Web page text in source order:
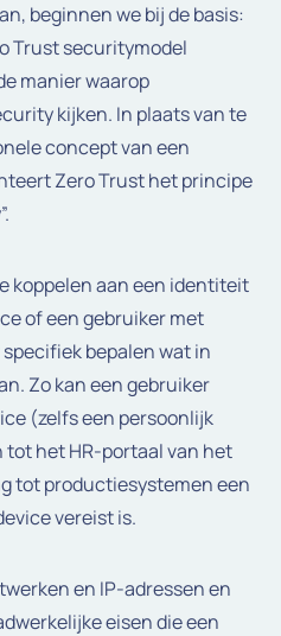
beginnen we bij de basis:
Trust securitymodel
manier waarop
kijken. In plaats van te
concept van een
Zero Trust het principe
koppelen aan een identiteit
of een gebruiker met
bepalen wat in
Zo kan een gebruiker
(zelfs een persoonlijk
het HR-portaal van het
tot productiesystemen een
vereist is.
en IP-adressen en
eisen die een